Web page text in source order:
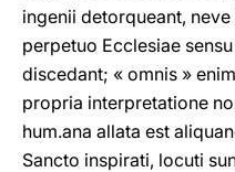
ingenii detorqueant,
perpetuo Ecclesiae
discedant; « omnis »
propria interpretatione
hum.ana allata est
Sancto inspirati, locuti